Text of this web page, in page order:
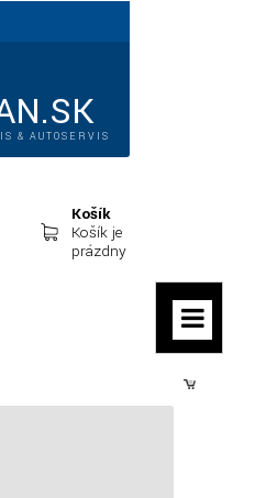
& AUTOSERVIS
Košík
Košík je
prázdny